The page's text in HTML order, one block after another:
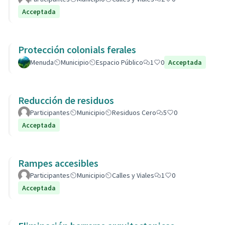
Acceptada
Protección colonials ferales
Menuda Municipio Espacio Público 1 0 Acceptada
Reducción de residuos
Participantes Municipio Residuos Cero 5
0
Acceptada
Rampes accesibles
Participantes Municipio Calles y Viales 1
0
Acceptada